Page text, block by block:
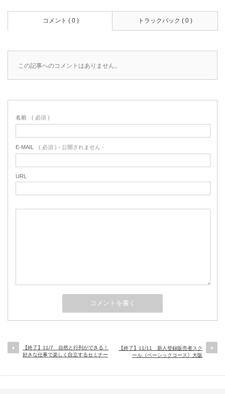
コメント ( 0 ) トラックバック ( 0 )
この記事へのコメントはありません。
名前 ( 必須 )
E-MAIL ( 必須 ) - 公開されません -
URL
【終了】11/7 自然と行列ができる！
好きな仕事で楽しく自立するセミナー
【終了】11/11 新人登録販売者スク
ール《ベーシックコース》大阪